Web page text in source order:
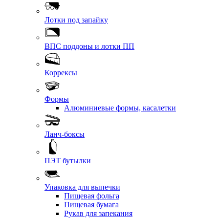
Лотки под запайку
ВПС поддоны и лотки ПП
Коррексы
Формы
Алюминиевые формы, касалетки
Ланч-боксы
ПЭТ бутылки
Упаковка для выпечки
Пищевая фольга
Пищевая бумага
Рукав для запекания